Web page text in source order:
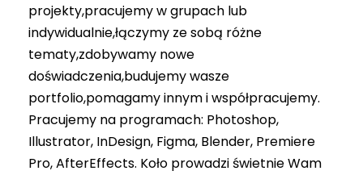
projekty,pracujemy w grupach lub
indywidualnie,łączymy ze sobą różne
tematy,zdobywamy nowe
doświadczenia,budujemy wasze
portfolio,pomagamy innym i współpracujemy.
Pracujemy na programach: Photoshop,
Illustrator, InDesign, Figma, Blender, Premiere
Pro, AfterEffects. Koło prowadzi świetnie Wam